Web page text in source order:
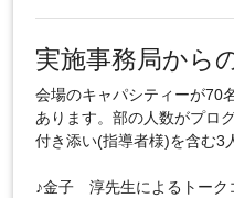
実施事務局から
会場のキャパシティーが70
あります。部の人数がプロ
付き添い(指導者様)を含む3
♪金子 淳先生によるトーク